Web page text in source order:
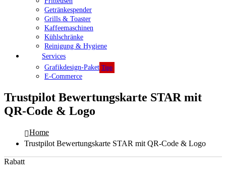
Getränkespender
Grills & Toaster
Kaffeemaschinen
Kühlschränke
Reinigung & Hygiene
Services
Grafikdesign-Paket Tipp
E-Commerce
Trustpilot Bewertungskarte STAR mit
QR-Code & Logo
Home
Trustpilot Bewertungskarte STAR mit QR-Code & Logo
Rabatt